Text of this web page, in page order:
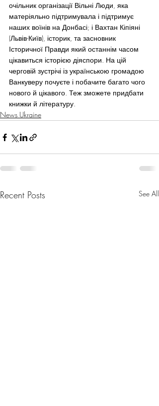
очільник організації Вільні Люди, яка
матеріяльно підтримувала і підтримує
наших воїнів на Донбасі; і Вахтан Кіпіяні
(Львів-Київ), історик, та засновник
Історичної Правди який останнім часом
цікавиться історією діяспори. На цій
черговій зустрічі із українською громадою
Ванкуверу почуєте і побачите багато чого
нового й цікавого. Теж зможете придбати
книжки й літературу.
News Ukraine
Recent Posts See All